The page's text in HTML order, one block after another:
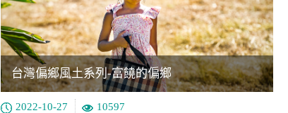
台灣偏鄉風土系列-富饒的偏鄉
2022-10-27
10597